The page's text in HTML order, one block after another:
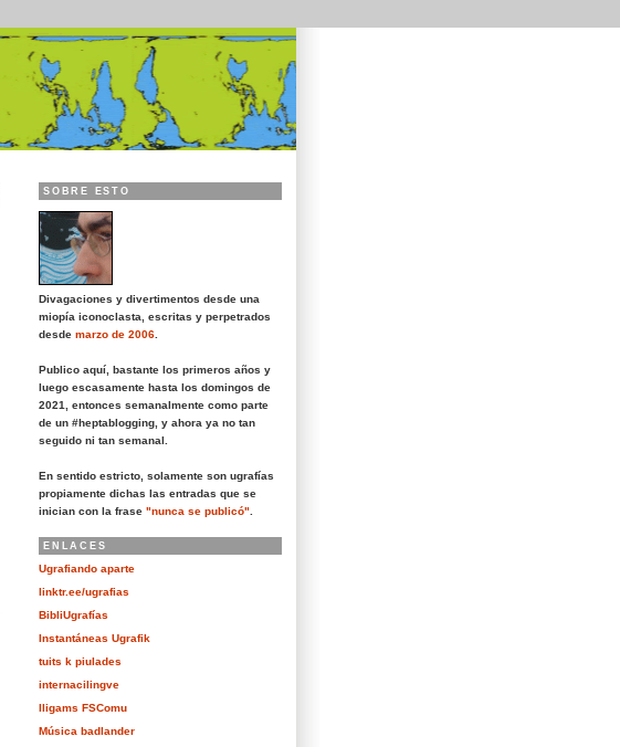
SOBRE ESTO
Divagaciones y divertimentos desde una
miopía iconoclasta, escritas y perpetrados
desde marzo de 2006.
Publico aquí, bastante los primeros años y
luego escasamente hasta los domingos de
2021, entonces semanalmente como parte
de un #heptablogging, y ahora ya no tan
seguido ni tan semanal.
En sentido estricto, solamente son ugrafías
propiamente dichas las entradas que se
inician con la frase "nunca se publicó".
ENLACES
Ugrafiando aparte
linktr.ee/ugrafias
BibliUgrafías
Instantáneas Ugrafik
tuits k piulades
internacilingve
lligams FSComu
Música badlander